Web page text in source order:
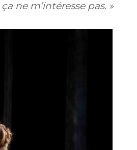
ne m’intéresse pas. »